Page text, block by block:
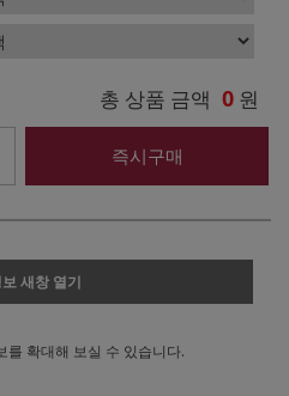
총 상품 금액 0 원
즉시구매
새창 열기
를 확대해 보실 수 있습니다.